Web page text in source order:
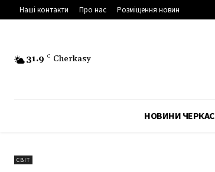
Наші контакти Про нас Розміщення новин
31.9 C Cherkasy
НОВИНИ ЧЕРКАС
СВІТ